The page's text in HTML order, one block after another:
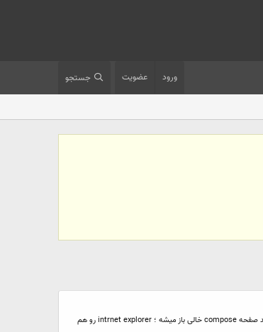
ورود عضویت جستجو
سلام من به مشکلی برخوردم اگه ممکن است راهنمایی کنید. در ایمیل یاهو وقتی reply یا Forward میزنم ادرس reply یا فایلهای forward شده نمایش نمیده در حقیقت این دو قسمت کار نمکند صفحه compose خالی باز میشه ؛ intrnet explorer رو هم